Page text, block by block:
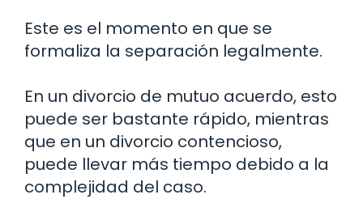
Este es el momento en que se
formaliza la separación legalmente.
En un divorcio de mutuo acuerdo, esto
puede ser bastante rápido, mientras
que en un divorcio contencioso,
puede llevar más tiempo debido a la
complejidad del caso.